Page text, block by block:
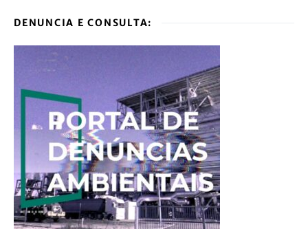
DENUNCIA E CONSULTA: